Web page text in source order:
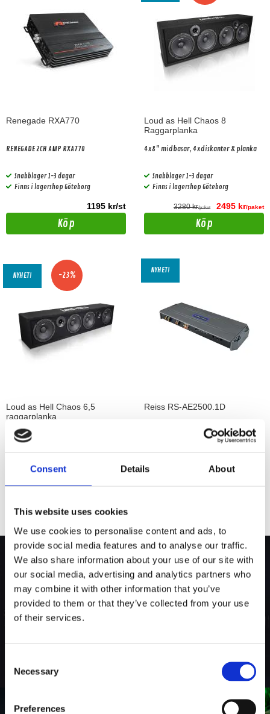
Consent Details About
This website uses cookies
We use cookies to personalise content and ads, to
provide social media features and to analyse our traffic.
We also share information about your use of our site with
our social media, advertising and analytics partners who
may combine it with other information that you’ve
provided to them or that they’ve collected from your use
of their services.
Selection
Necessary
Preferences
Renegade RXA770
RENEGADE 2CH AMP RXA770
Snabblager 1-3 dagar
Finns i lagershop Göteborg
1195 kr/st
Köp
Loud as Hell Chaos 8
Raggarplanka
4x8" midbasar, 4xdiskanter & planka
Snabblager 1-3 dagar
Finns i lagershop Göteborg
3280 kr/paket 2495 kr/paket
Köp
NYHET! -23%
Loud as Hell Chaos 6,5
raggarplanka
4x6,5" Midbasar, 2xdiskanter & planka
Finns i lagershop Göteborg
Köp
NYHET!
Reiss RS-AE2500.1D
Monoblock 2500W @ 1 Ohm
Fåtal i lagershop Göteborg